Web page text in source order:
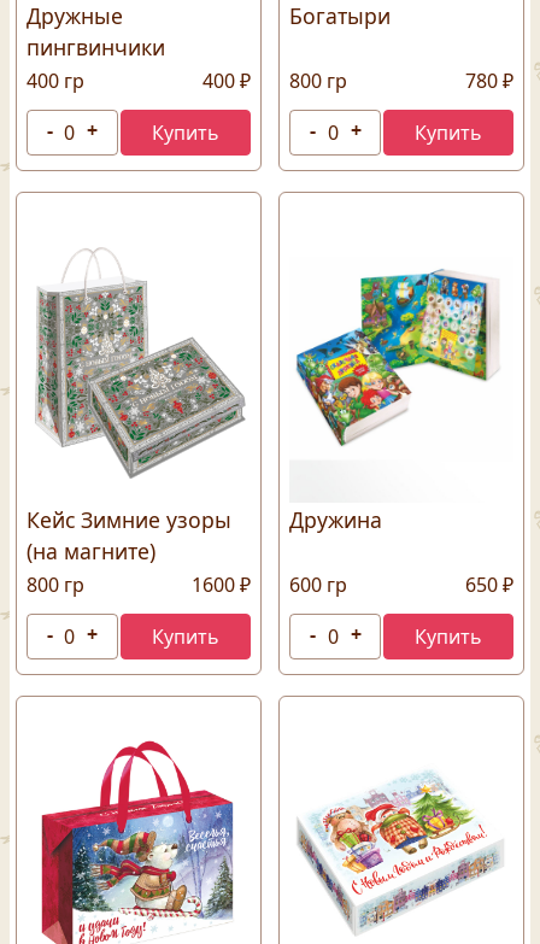
Дружные
пингвинчики
400 гр 400 ₽
Богатыри
800 гр 780 ₽
Кейс Зимние узоры
(на магните)
800 гр 1600 ₽
Дружина
600 гр 650 ₽